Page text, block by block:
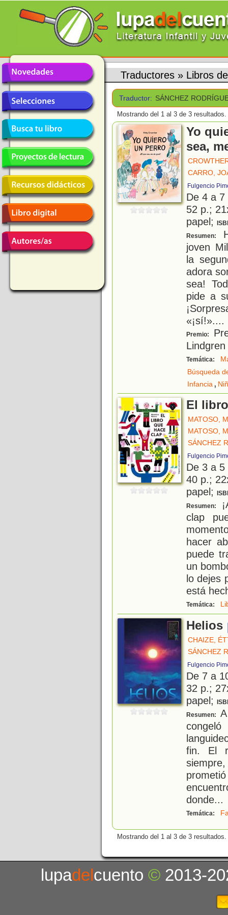
Traductores » Libros
Traductor: SÁNCHEZ
Mostrando del 1 al 3 de 3 resultados.
Yo
sea,
CARRO,
Fulgencio
De 4 a
52 p.;
papel;
Resumen:
joven
la
adora
sea!
pide a
«¡sí!»....
Premio:
Temática:
Búsqueda
Infancia,
El
MATOSO,
MATOSO,
SÁNCHEZ
Fulgencio
De 3 a
40 p.;
papel;
Resumen:
clap
hacer
puede
un
lo dejes
está
Temática:
Helios
CHAIZE,
SÁNCHEZ
Fulgencio
De 7 a
32 p.;
papel;
Resumen:
fin. El
donde...
Temática:
Mostrando del 1 al 3 de 3 resultados.
lupadelcuento© 2013-